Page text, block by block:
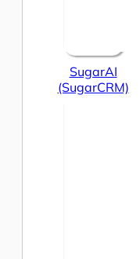
SugarAI
(SugarCRM)